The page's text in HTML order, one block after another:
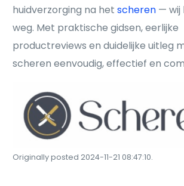
huidverzorging na hetscheren — wij
weg. Met praktische gidsen, eerlijke
productreviews en duidelijke uitleg
scheren eenvoudig, effectief en
Originally posted 2024-11-21 08:47:10.